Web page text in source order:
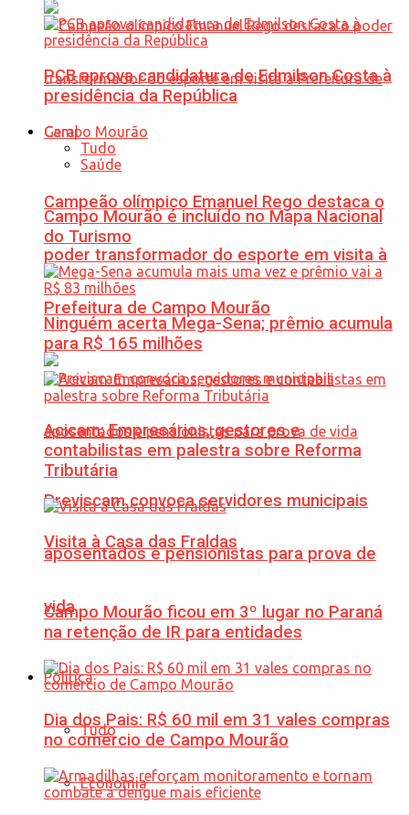
Campeão olímpico Emanuel Rego destaca o
poder transformador do esporte em visita à
Prefeitura de Campo Mourão
Previscam convoca servidores municipais
aposentados e pensionistas para prova de
vida
Política
Tudo
Economia
PCB aprova candidatura de Edmilson Costa à
presidência da República
Geral
Tudo
Saúde
Campo Mourão é incluído no Mapa Nacional
do Turismo
Ninguém acerta Mega-Sena; prêmio acumula
para R$ 165 milhões
Acicam: Empresários, gestores e
contabilistas em palestra sobre Reforma
Tributária
Visita à Casa das Fraldas
Campo Mourão ficou em 3º lugar no Paraná
na retenção de IR para entidades
Dia dos Pais: R$ 60 mil em 31 vales compras
no comércio de Campo Mourão